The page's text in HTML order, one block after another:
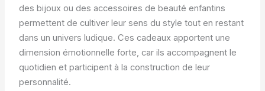
des bijoux ou des accessoires de beauté enfantins
permettent de cultiver leur sens du style tout en restant
dans un univers ludique. Ces cadeaux apportent une
dimension émotionnelle forte, car ils accompagnent le
quotidien et participent à la construction de leur
personnalité.